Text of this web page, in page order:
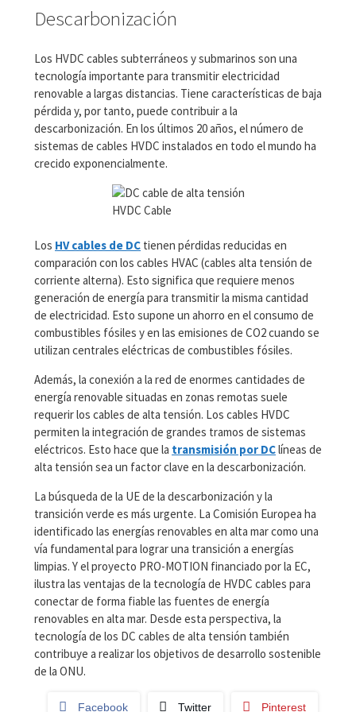
Descarbonización
Los HVDC cables subterráneos y submarinos son una
tecnología importante para transmitir electricidad
renovable a largas distancias. Tiene características de baja
pérdida y, por tanto, puede contribuir a la
descarbonización. En los últimos 20 años, el número de
sistemas de cables HVDC instalados en todo el mundo ha
crecido exponencialmente.
HVDC Cable
Los HV cables de DC tienen pérdidas reducidas en
comparación con los cables HVAC (cables alta tensión de
corriente alterna). Esto significa que requiere menos
generación de energía para transmitir la misma cantidad
de electricidad. Esto supone un ahorro en el consumo de
combustibles fósiles y en las emisiones de CO2 cuando se
utilizan centrales eléctricas de combustibles fósiles.
Además, la conexión a la red de enormes cantidades de
energía renovable situadas en zonas remotas suele
requerir los cables de alta tensión. Los cables HVDC
permiten la integración de grandes tramos de sistemas
eléctricos. Esto hace que la transmisión por DClíneas de
alta tensión sea un factor clave en la descarbonización.
La búsqueda de la UE de la descarbonización y la
transición verde es más urgente. La Comisión Europea ha
identificado las energías renovables en alta mar como una
vía fundamental para lograr una transición a energías
limpias. Y el proyecto PRO-MOTION financiado por la EC,
ilustra las ventajas de la tecnología de HVDC cables para
conectar de forma fiable las fuentes de energía
renovables en alta mar. Desde esta perspectiva, la
tecnología de los DC cables de alta tensión también
contribuye a realizar los objetivos de desarrollo sostenible
de la ONU.
Facebook Twitter Pinterest